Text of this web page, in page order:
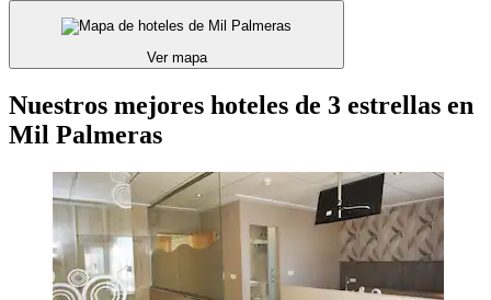
Ver mapa
Nuestros mejores hoteles de 3 estrellas en
Mil Palmeras